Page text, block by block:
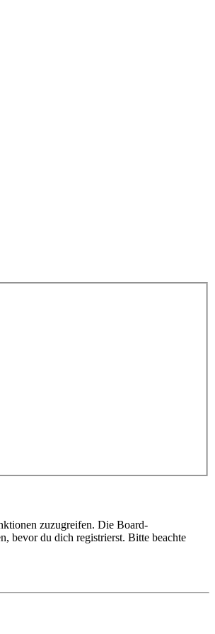
zuzugreifen. Die Board-
bevor du dich registrierst. Bitte beachte